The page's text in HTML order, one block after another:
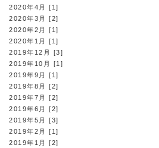
2020年4月 [1]
2020年3月 [2]
2020年2月 [1]
2020年1月 [1]
2019年12月 [3]
2019年10月 [1]
2019年9月 [1]
2019年8月 [2]
2019年7月 [2]
2019年6月 [2]
2019年5月 [3]
2019年2月 [1]
2019年1月 [2]